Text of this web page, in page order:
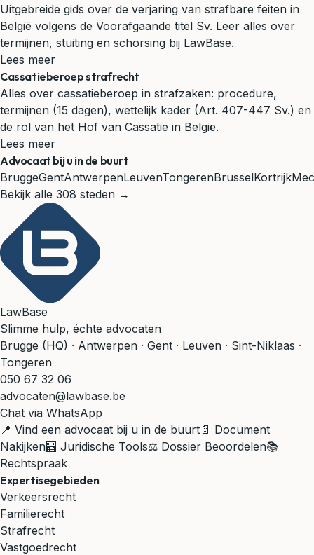
Uitgebreide gids over de verjaring van strafbare feiten in
België volgens de Voorafgaande titel Sv. Leer alles over
termijnen, stuiting en schorsing bij LawBase.
Lees meer
Cassatieberoep strafrecht
Alles over cassatieberoep in strafzaken: procedure,
termijnen (15 dagen), wettelijk kader (Art. 407-447 Sv.) en
de rol van het Hof van Cassatie in België.
Lees meer
Advocaat bij u in de buurt
BruggeGentAntwerpenLeuvenTongerenBrusselKortrijk
Bekijk alle 308 steden →
LawBase
Slimme hulp, échte advocaten
Brugge (HQ) · Antwerpen · Gent · Leuven · Sint-Niklaas ·
Tongeren
050 67 32 06
advocaten@lawbase.be
Chat via WhatsApp
📍 Vind een advocaat bij u in de buurt 📄 Document
Nakijken🧮 Juridische Tools⚖️ Dossier Beoordelen📚
Rechtspraak
Expertisegebieden
Verkeersrecht
Familierecht
Strafrecht
Vastgoedrecht